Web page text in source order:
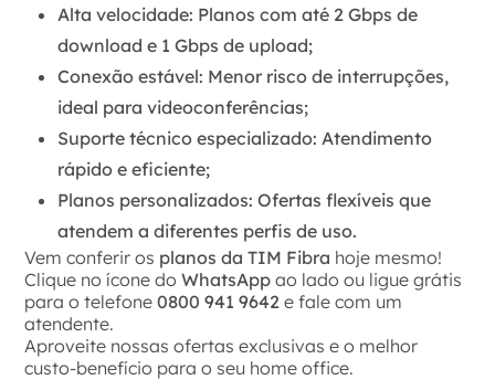
Alta velocidade: Planos com até 2 Gbps de
download e 1 Gbps de upload;
Conexão estável: Menor risco de interrupções,
ideal para videoconferências;
Suporte técnico especializado: Atendimento
rápido e eficiente;
Planos personalizados: Ofertas flexíveis que
atendem a diferentes perfis de uso.
Vem conferir os planos da TIM Fibra hoje mesmo!
Clique no ícone doWhatsAppao lado ou ligue grátis
para o telefone0800 941 9642 e fale com um
atendente.
Aproveite nossas ofertas exclusivas e o melhor
custo-benefício para o seu home office.